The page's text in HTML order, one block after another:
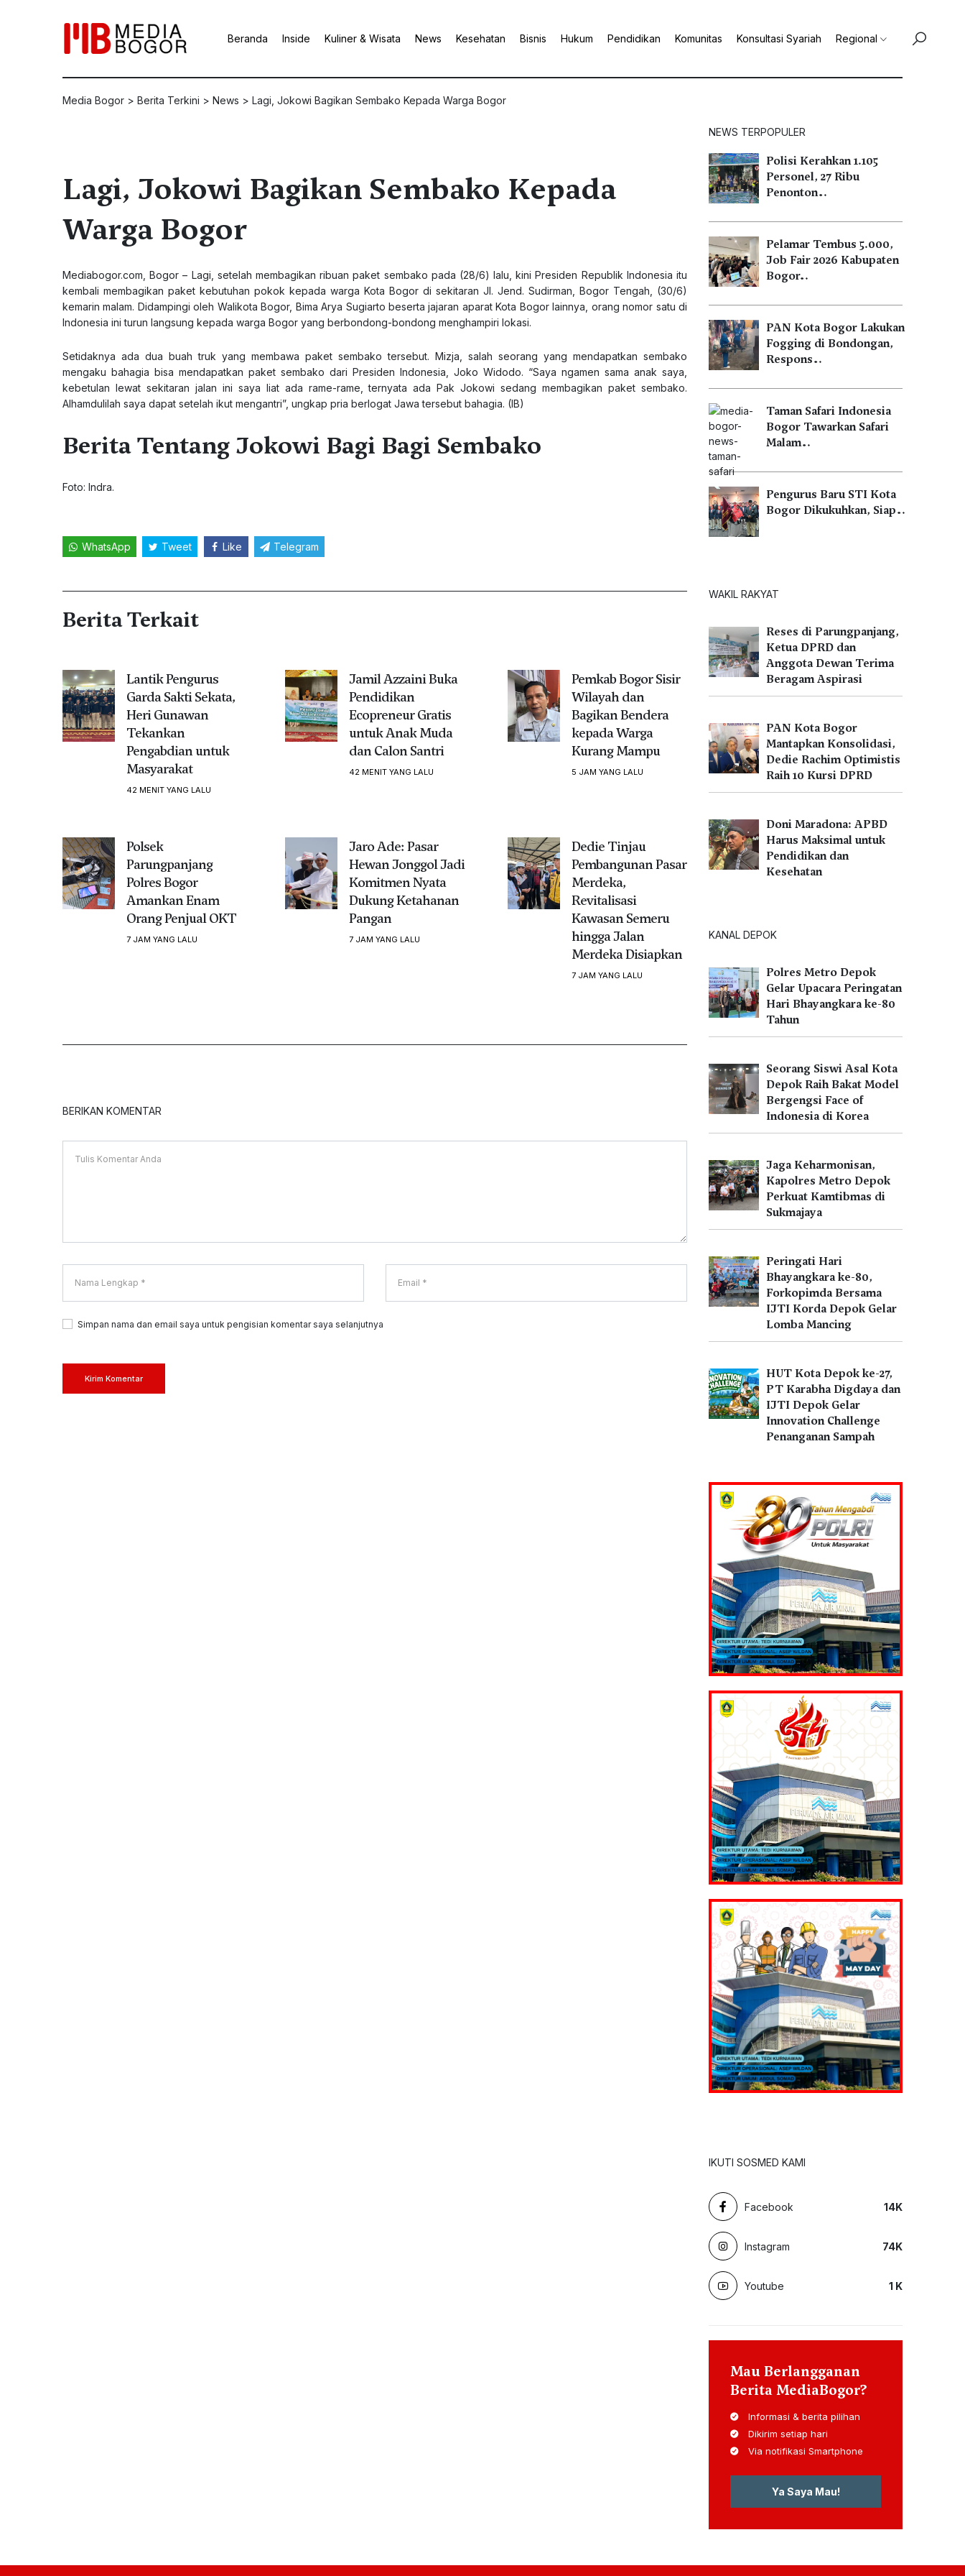
Beranda Inside Kuliner & Wisata News Kesehatan Bisnis Hukum Pendidikan Komunitas Konsultasi Syariah Regional
Media Bogor > Berita Terkini > News > Lagi, Jokowi Bagikan Sembako Kepada Warga Bogor
Lagi, Jokowi Bagikan Sembako Kepada
Warga Bogor
Mediabogor.com, Bogor – Lagi, setelah membagikan ribuan paket sembako pada (28/6) lalu, kini Presiden Republik Indonesia itu
kembali membagikan paket kebutuhan pokok kepada warga Kota Bogor di sekitaran Jl. Jend. Sudirman, Bogor Tengah, (30/6)
kemarin malam. Didampingi oleh Walikota Bogor, Bima Arya Sugiarto beserta jajaran aparat Kota Bogor lainnya, orang nomor satu di
Indonesia ini turun langsung kepada warga Bogor yang berbondong-bondong menghampiri lokasi.
Setidaknya ada dua buah truk yang membawa paket sembako tersebut. Mizja, salah seorang yang mendapatkan sembako
mengaku bahagia bisa mendapatkan paket sembako dari Presiden Indonesia, Joko Widodo. “Saya ngamen sama anak saya,
kebetulan lewat sekitaran jalan ini saya liat ada rame-rame, ternyata ada Pak Jokowi sedang membagikan paket sembako.
Alhamdulilah saya dapat setelah ikut mengantri”, ungkap pria berlogat Jawa tersebut bahagia. (IB)
Berita Tentang Jokowi Bagi Bagi Sembako
Foto: Indra.
WhatsApp Tweet Like Telegram
Berita Terkait
Lantik Pengurus
Garda Sakti Sekata,
Heri Gunawan
Tekankan
Pengabdian untuk
Masyarakat
42 MENIT YANG LALU
Jamil Azzaini Buka
Pendidikan
Ecopreneur Gratis
untuk Anak Muda
dan Calon Santri
42 MENIT YANG LALU
Pemkab Bogor Sisir
Wilayah dan
Bagikan Bendera
kepada Warga
Kurang Mampu
5 JAM YANG LALU
Polsek
Parungpanjang
Polres Bogor
Amankan Enam
Orang Penjual OKT
7 JAM YANG LALU
Jaro Ade: Pasar
Hewan Jonggol Jadi
Komitmen Nyata
Dukung Ketahanan
Pangan
7 JAM YANG LALU
Dedie Tinjau
Pembangunan Pasar
Merdeka,
Revitalisasi
Kawasan Semeru
hingga Jalan
Merdeka Disiapkan
7 JAM YANG LALU
BERIKAN KOMENTAR
Simpan nama dan email saya untuk pengisian komentar saya selanjutnya
Kirim Komentar
NEWS TERPOPULER
Polisi Kerahkan 1.105
Personel, 27 Ribu
Penonton…
Pelamar Tembus 5.000,
Job Fair 2026 Kabupaten
Bogor…
PAN Kota Bogor Lakukan
Fogging di Bondongan,
Respons…
Taman Safari Indonesia
Bogor Tawarkan Safari
Malam…
Pengurus Baru STI Kota
Bogor Dikukuhkan, Siap…
WAKIL RAKYAT
Reses di Parungpanjang,
Ketua DPRD dan
Anggota Dewan Terima
Beragam Aspirasi
PAN Kota Bogor
Mantapkan Konsolidasi,
Dedie Rachim Optimistis
Raih 10 Kursi DPRD
Doni Maradona: APBD
Harus Maksimal untuk
Pendidikan dan
Kesehatan
KANAL DEPOK
Polres Metro Depok
Gelar Upacara Peringatan
Hari Bhayangkara ke-80
Tahun
Seorang Siswi Asal Kota
Depok Raih Bakat Model
Bergengsi Face of
Indonesia di Korea
Jaga Keharmonisan,
Kapolres Metro Depok
Perkuat Kamtibmas di
Sukmajaya
Peringati Hari
Bhayangkara ke-80,
Forkopimda Bersama
IJTI Korda Depok Gelar
Lomba Mancing
HUT Kota Depok ke-27,
PT Karabha Digdaya dan
IJTI Depok Gelar
Innovation Challenge
Penanganan Sampah
IKUTI SOSMED KAMI
Facebook 14K
Instagram 74K
Youtube 1 K
Mau Berlangganan
Berita MediaBogor?
Informasi & berita pilihan
Dikirim setiap hari
Via notifikasi Smartphone
Ya Saya Mau!